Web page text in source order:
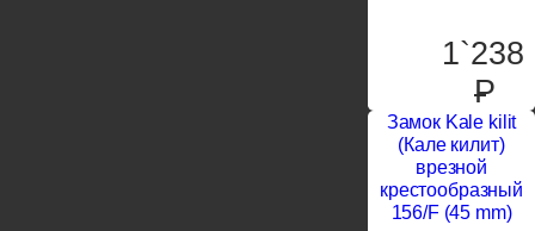
1`238
P
Замок Kale kilit
(Кале килит)
врезной
крестообразный
156/F (45 mm)